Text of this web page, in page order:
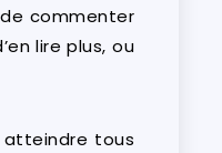
commenter
lire plus, ou
atteindre tous